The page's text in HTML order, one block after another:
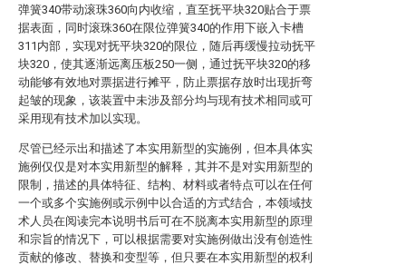
弹簧340带动滚珠360向内收缩，直至抚平块320贴合于票
据表面，同时滚珠360在限位弹簧340的作用下嵌入卡槽
311内部，实现对抚平块320的限位，随后再缓慢拉动抚平
块320，使其逐渐远离压板250一侧，通过抚平块320的移
动能够有效地对票据进行摊平，防止票据存放时出现折弯
起皱的现象，该装置中未涉及部分均与现有技术相同或可
采用现有技术加以实现。
尽管已经示出和描述了本实用新型的实施例，但本具体实
施例仅仅是对本实用新型的解释，其并不是对实用新型的
限制，描述的具体特征、结构、材料或者特点可以在任何
一个或多个实施例或示例中以合适的方式结合，本领域技
术人员在阅读完本说明书后可在不脱离本实用新型的原理
和宗旨的情况下，可以根据需要对实施例做出没有创造性
贡献的修改、替换和变型等，但只要在本实用新型的权利